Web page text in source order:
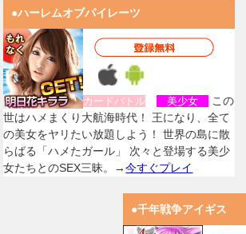
●ハーレムオブパイレーツ
カードバトル 美少女
この
世はハメまくり大航海時代！ 王になり、全て
の美女をヤリたい放題しよう！ 世界の島に散
らばる「ハメたガール」 次々と登場する美少
女たちとのSEX三昧。→今すぐプレイ
●千年戦争アイギス